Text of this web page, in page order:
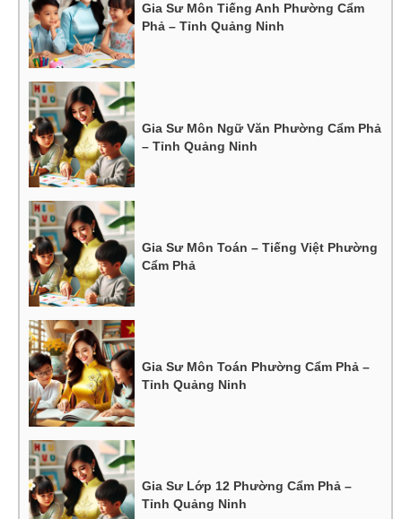
Gia Sư Môn Tiếng Anh Phường Cẩm
Phả – Tỉnh Quảng Ninh
Gia Sư Môn Ngữ Văn Phường Cẩm Phả
– Tỉnh Quảng Ninh
Gia Sư Môn Toán – Tiếng Việt Phường
Cẩm Phả
Gia Sư Môn Toán Phường Cẩm Phả –
Tỉnh Quảng Ninh
Gia Sư Lớp 12 Phường Cẩm Phả –
Tỉnh Quảng Ninh